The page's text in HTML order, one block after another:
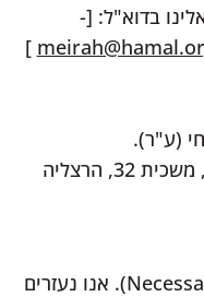
בדוא"ל: [-
]
(ע"ר).
כתובת למשלוח דואר: חמל אזרחי, משכית 32, הרצליה
עוגיות חיוניות (Necessary cookies). אנו נעזרים